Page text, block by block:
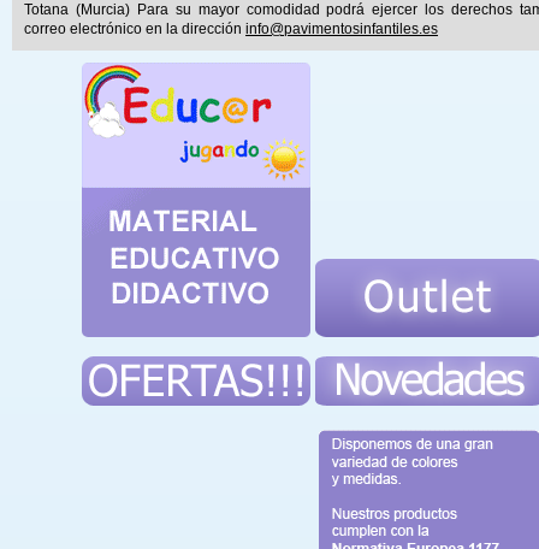
Totana (Murcia) Para su mayor comodidad podrá ejercer los derechos
correo electrónico en la dirección info@pavimentosinfantiles.es